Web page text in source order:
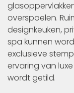
overspoelen.
designkeuken,
spa kunnen
exclusieve
ervaring van
wordt getild.